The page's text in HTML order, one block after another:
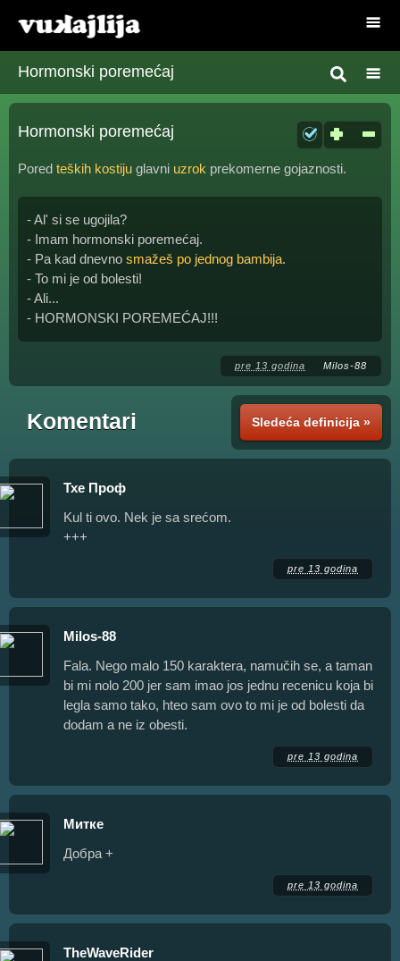
Hormonski poremećaj
Hormonski poremećaj
Pored teških kostiju glavni uzrok prekomerne gojaznosti.
- Al' si se ugojila?
- Imam hormonski poremećaj.
- Pa kad dnevno smažeš po jednog bambija.
- To mi je od bolesti!
- Ali...
- HORMONSKI POREMEĆAJ!!!
pre 13 godina Milos-88
Sledeća definicija »
Komentari
Тхе Проф
Kul ti ovo. Nek je sa srećom.
+++
pre 13 godina
Milos-88
Fala. Nego malo 150 karaktera, namučih se, a taman
bi mi nolo 200 jer sam imao jos jednu recenicu koja bi
legla samo tako, hteo sam ovo to mi je od bolesti da
dodam a ne iz obesti.
pre 13 godina
Митке
Добра +
pre 13 godina
TheWaveRider